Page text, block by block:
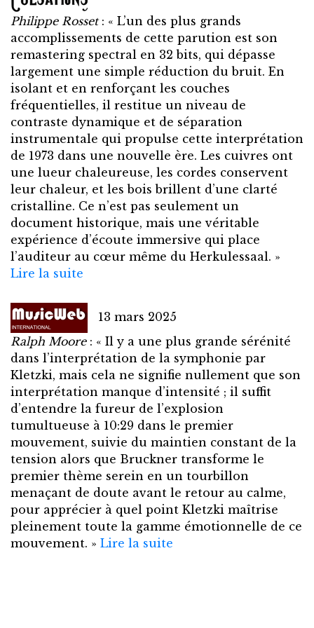
Philippe Rosset: « L’un des plus grands
accomplissements de cette parution est son
remastering spectral en 32 bits, qui dépasse
largement une simple réduction du bruit. En
isolant et en renforçant les couches
fréquentielles, il restitue un niveau de
contraste dynamique et de séparation
instrumentale qui propulse cette interprétation
de 1973 dans une nouvelle ère. Les cuivres ont
une lueur chaleureuse, les cordes conservent
leur chaleur, et les bois brillent d’une clarté
cristalline. Ce n’est pas seulement un
document historique, mais une véritable
expérience d’écoute immersive qui place
l’auditeur au cœur même du Herkulessaal. »
Lire la suite
13 mars 2025
Ralph Moore: « Il y a une plus grande sérénité
dans l’interprétation de la symphonie par
Kletzki, mais cela ne signifie nullement que son
interprétation manque d’intensité ; il suffit
d’entendre la fureur de l’explosion
tumultueuse à 10:29 dans le premier
mouvement, suivie du maintien constant de la
tension alors que Bruckner transforme le
premier thème serein en un tourbillon
menaçant de doute avant le retour au calme,
pour apprécier à quel point Kletzki maîtrise
pleinement toute la gamme émotionnelle de ce
mouvement. » Lire la suite